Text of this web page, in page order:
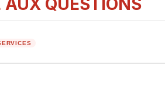
AUX QUESTIONS
web, certificats… L'